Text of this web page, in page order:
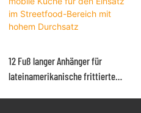
12 Fuß langer Anhänger für
lateinamerikanische frittierte